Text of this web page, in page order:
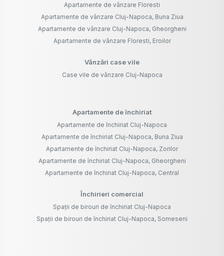
Apartamente de vânzare Floresti
Apartamente de vânzare Cluj-Napoca, Buna Ziua
Apartamente de vânzare Cluj-Napoca, Gheorgheni
Apartamente de vânzare Floresti, Eroilor
Vânzări case vile
Case vile de vânzare Cluj-Napoca
Apartamente de închiriat
Apartamente de închiriat Cluj-Napoca
Apartamente de închiriat Cluj-Napoca, Buna Ziua
Apartamente de închiriat Cluj-Napoca, Zorilor
Apartamente de închiriat Cluj-Napoca, Gheorgheni
Apartamente de închiriat Cluj-Napoca, Central
Închirieri comercial
Spații de birouri de închiriat Cluj-Napoca
Spații de birouri de închiriat Cluj-Napoca, Someseni